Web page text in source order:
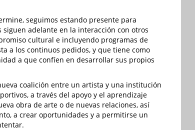
seguimos estando presente para
adelante en la interacción con otros
cultural e incluyendo programas de
a los continuos pedidos, y que tiene como
a que confíen en desarrollar sus propios
coalición entre un artista y una institución
a través del apoyo y el aprendizaje
obra de arte o de nuevas relaciones, así
a crear oportunidades y a permitirse un